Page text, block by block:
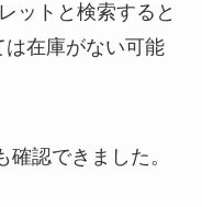
ットと検索すると
在庫がない可能
認できました。